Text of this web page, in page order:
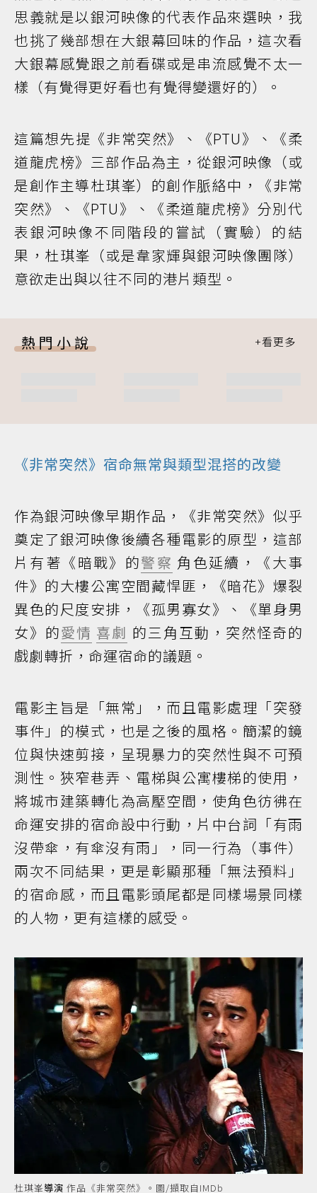
思義就是以銀河映像的代表作品來選映，我
也挑了幾部想在大銀幕回味的作品，這次看
大銀幕感覺跟之前看碟或是串流感覺不太一
樣（有覺得更好看也有覺得變還好的）。
這篇想先提《非常突然》、《PTU》、《柔
道龍虎榜》三部作品為主，從銀河映像（或
是創作主導杜琪峯）的創作脈絡中，《非常
突然》、《PTU》、《柔道龍虎榜》分別代
表銀河映像不同階段的嘗試（實驗）的結
果，杜琪峯（或是韋家輝與銀河映像團隊）
意欲走出與以往不同的港片類型。
熱門小說
《非常突然》宿命無常與類型混搭的改變
作為銀河映像早期作品，《非常突然》似乎
奠定了銀河映像後續各種電影的原型，這部
片有著《暗戰》的警察 角色延續，《大事
件》的大樓公寓空間藏悍匪，《暗花》爆裂
異色的尺度安排，《孤男寡女》、《單身男
女》的愛情 喜劇 的三角互動，突然怪奇的
戲劇轉折，命運宿命的議題。
電影主旨是「無常」，而且電影處理「突發
事件」的模式，也是之後的風格。簡潔的鏡
位與快速剪接，呈現暴力的突然性與不可預
測性。狹窄巷弄、電梯與公寓樓梯的使用，
將城市建築轉化為高壓空間，使角色彷彿在
命運安排的宿命設中行動，片中台詞「有雨
沒帶傘，有傘沒有雨」，同一行為（事件）
兩次不同結果，更是彰顯那種「無法預料」
的宿命感，而且電影頭尾都是同樣場景同樣
的人物，更有這樣的感受。
杜琪峯導演 作品《非常突然》。圖/擷取自IMDb